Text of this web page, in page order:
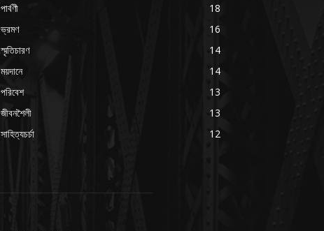
পার্বণী
18
ভ্রমণ
16
স্মৃতিচারণ
14
ময়দানে
14
পরিবেশ
13
জীবনশৈলী
13
সাহিত্যচর্চা
12